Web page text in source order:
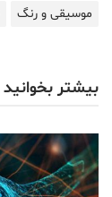
موسیقی و رنگ
بیشتر بخوانید